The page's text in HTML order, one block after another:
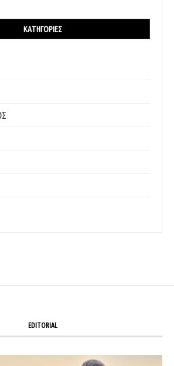
ΚΑΤΗΓΟΡΊΕΣ
EDITORIAL